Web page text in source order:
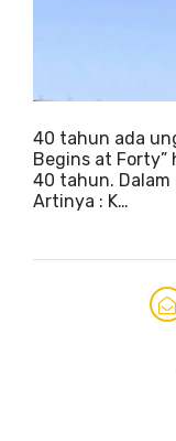
40 tahun ada
Begins at Forty”
40 tahun. Dalam
Artinya : K…